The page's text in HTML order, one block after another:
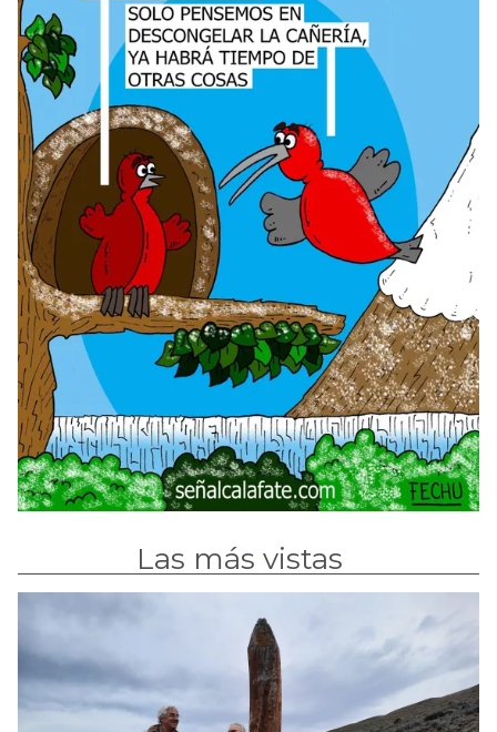
Las más vistas